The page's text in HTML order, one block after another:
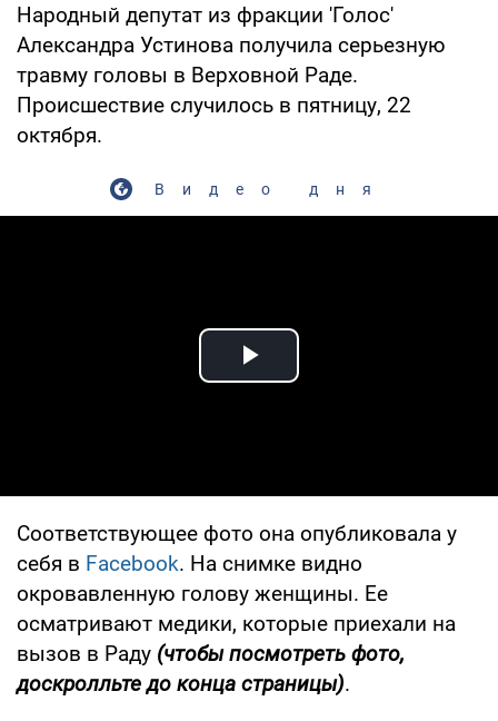
Народный депутат из фракции 'Голос'
Александра Устинова получила серьезную
травму головы в Верховной Раде.
Происшествие случилось в пятницу, 22
октября.
Видео дня
Play Video
Соответствующее фото она опубликовала у
себя в Facebook. На снимке видно
окровавленную голову женщины. Ее
осматривают медики, которые приехали на
вызов в Раду (чтобы посмотреть фото,
доскролльте до конца страницы).